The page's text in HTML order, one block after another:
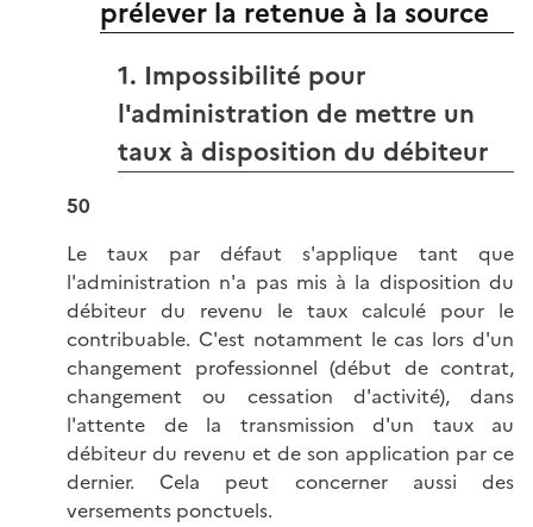
prélever la retenue à la source
1. Impossibilité pour
l'administration de mettre un
taux à disposition du débiteur
50
Le taux par défaut s'applique tant que
l'administration n'a pas mis à la disposition du
débiteur du revenu le taux calculé pour le
contribuable. C'est notamment le cas lors d'un
changement professionnel (début de contrat,
changement ou cessation d'activité), dans
l'attente de la transmission d'un taux au
débiteur du revenu et de son application par ce
dernier. Cela peut concerner aussi des
versements ponctuels.